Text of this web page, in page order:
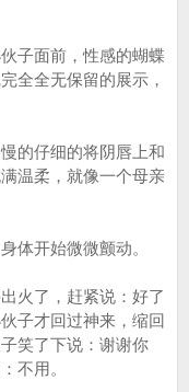
子面前，性感的蝴蝶
全全无保留的展示，
的仔细的将阴唇上和
温柔，就像一个母亲
开始微微颤动。
火了，赶紧说：好了
子才回过神来，缩回
笑了下说：谢谢你
不用。